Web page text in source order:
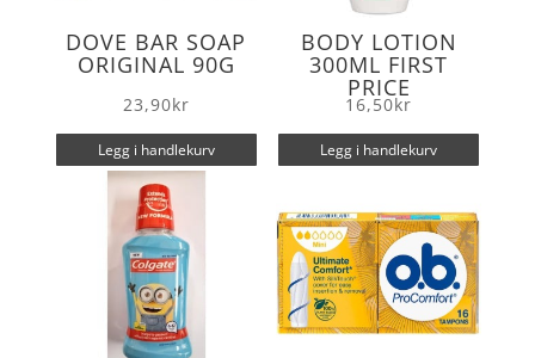
DOVE BAR SOAP
ORIGINAL 90G
23,90kr
Legg i handlekurv
BODY LOTION
300ML FIRST
PRICE
16,50kr
Legg i handlekurv